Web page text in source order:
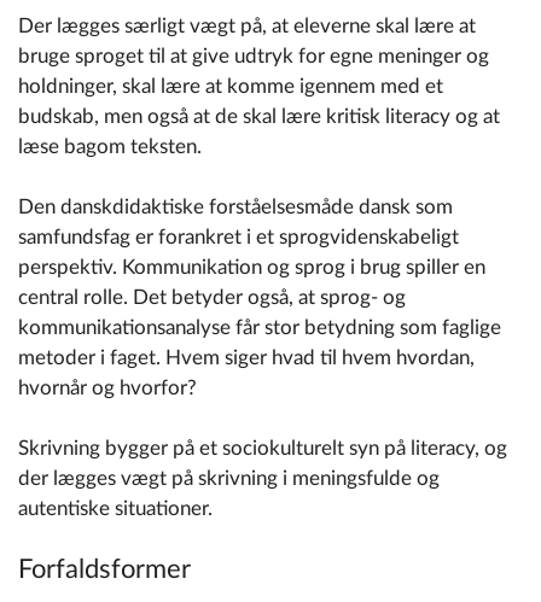
Der lægges særligt vægt på, at eleverne skal lære at
bruge sproget til at give udtryk for egne meninger og
holdninger, skal lære at komme igennem med et
budskab, men også at de skal lære kritisk literacy og at
læse bagom teksten.
Den danskdidaktiske forståelsesmåde dansk som
samfundsfag er forankret i et sprogvidenskabeligt
perspektiv. Kommunikation og sprog i brug spiller en
central rolle. Det betyder også, at sprog- og
kommunikationsanalyse får stor betydning som faglige
metoder i faget. Hvem siger hvad til hvem hvordan,
hvornår og hvorfor?
Skrivning bygger på et sociokulturelt syn på literacy, og
der lægges vægt på skrivning i meningsfulde og
autentiske situationer.
Forfaldsformer